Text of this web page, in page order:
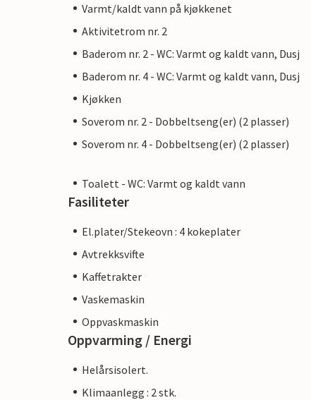
Varmt/kaldt vann på kjøkkenet
Aktivitetrom nr. 2
Baderom nr. 2 - WC: Varmt og kaldt vann, Dusj
Baderom nr. 4 - WC: Varmt og kaldt vann, Dusj
Kjøkken
Soverom nr. 2 - Dobbeltseng(er) (2 plasser)
Soverom nr. 4 - Dobbeltseng(er) (2 plasser)
Toalett - WC: Varmt og kaldt vann
Fasiliteter
El.plater/Stekeovn : 4 kokeplater
Avtrekksvifte
Kaffetrakter
Vaskemaskin
Oppvaskmaskin
Oppvarming / Energi
Helårsisolert.
Klimaanlegg : 2 stk.